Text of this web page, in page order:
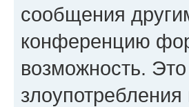
сообщения
конференцию
возможность.